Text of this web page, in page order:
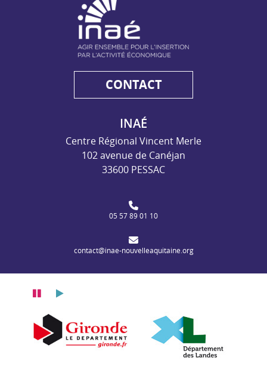
CONTACT
INAÉ
Centre Régional Vincent Merle
102 avenue de Canéjan
33600 PESSAC
05 57 89 01 10
contact@inae-nouvelleaquitaine.org
PauseLecture
Nouvelle-AquitaineDépartement de la Gironde
Département des